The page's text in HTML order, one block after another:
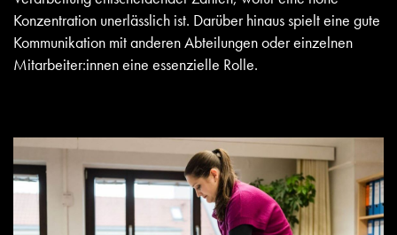
Konzentration unerlässlich ist. Darüber hinaus spielt eine gute
Kommunikation mit anderen Abteilungen oder einzelnen
Mitarbeiter:innen eine essenzielle Rolle.